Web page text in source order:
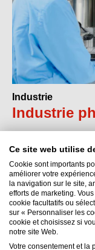
Industrie
Industrie
Interflon België
Nieuwe Baan 18
9111 Sint-Niklaas
Belgique
Ce site web utilise
Cookie sont importants
améliorer votre
la navigation sur le site,
efforts de marketing.
cookie facultatifs ou
sur « Personnaliser les
cookie et choisissez si
notre site Web.
Votre consentement et la